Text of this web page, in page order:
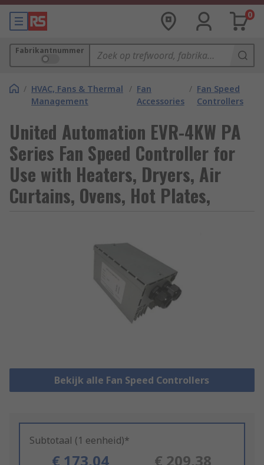
0
Fabrikantnummer
/ HVAC, Fans & Thermal
Management
/ Fan
Accessories
/ Fan Speed
Controllers
United Automation EVR-4KW PA
Series Fan Speed Controller for
Use with Heaters, Dryers, Air
Curtains, Ovens, Hot Plates,
Bekijk alle Fan Speed Controllers
Subtotaal (1 eenheid)*
€ 173,04 € 209,38